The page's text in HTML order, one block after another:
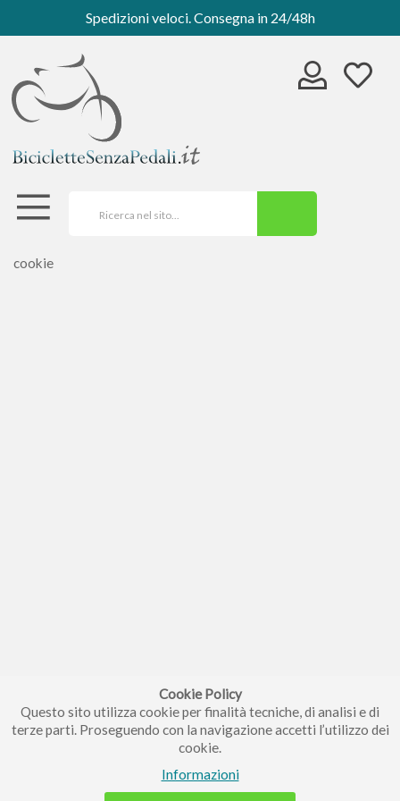
Spedizioni veloci. Consegna in 24/48h
Cookie Policy
Questo sito utilizza cookie per finalità tecniche, di analisi e di
terze parti. Proseguendo con la navigazione accetti l’utilizzo dei
cookie.
Informazioni
cookie